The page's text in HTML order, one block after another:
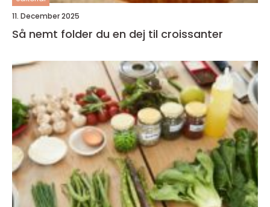
11. December 2025
Så nemt folder du en dej til croissanter